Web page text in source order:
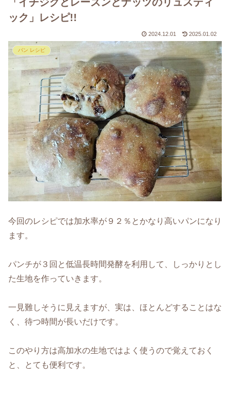
ック」レシピ!!
2024.12.01 2025.01.02
パン レシピ
今回のレシピでは加水率が９２％とかなり高いパンになり
ます。
パンチが３回と低温長時間発酵を利用して、しっかりとし
た生地を作っていきます。
一見難しそうに見えますが、実は、ほとんどすることはな
く、待つ時間が長いだけです。
このやり方は高加水の生地ではよく使うので覚えておく
と、とても便利です。